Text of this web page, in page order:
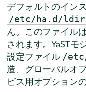
デフォルトのイン
/etc/ha.d/
ん。このファイル
されます。YaSTモ
設定ファイル /
造、グローバルオ
ビス用オプション